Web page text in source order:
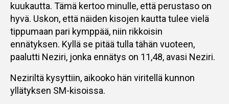
kuukautta. Tämä kertoo minulle, että perustaso on
hyvä. Uskon, että näiden kisojen kautta tulee vielä
tippumaan pari kymppää, niin rikkoisin
ennätyksen. Kyllä se pitää tulla tähän vuoteen,
paalutti Neziri, jonka ennätys on 11,48, avasi Neziri.
Neziriltä kysyttiin, aikooko hän viritellä kunnon
yllätyksen SM-kisoissa.